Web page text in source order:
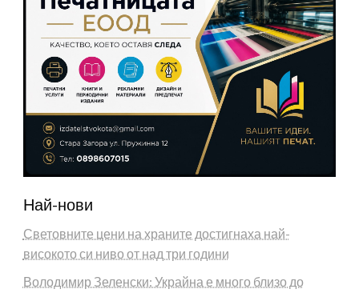
Най-нови
Световните цени на храните достигнаха най-
високото си ниво от над три години
Володимир Зеленски: Украйна е много близо до